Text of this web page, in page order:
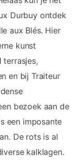
Durbuy ontdek
aux Blés. Hier
kunst
terrasjes,
en bij Traiteur
bezoek aan de
een imposante
De rots is al
kalklagen.